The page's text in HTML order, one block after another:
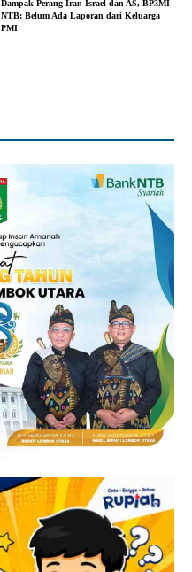
Dampak Perang Iran-Israel dan AS, BP3MI
NTB: Belum Ada Laporan dari Keluarga
PMI